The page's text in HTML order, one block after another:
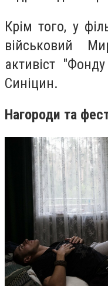
Крім того, у
військовий
активіст
Синіцин.
Нагороди та